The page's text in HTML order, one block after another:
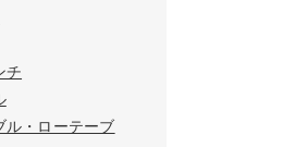
チ
ル・ローテーブ